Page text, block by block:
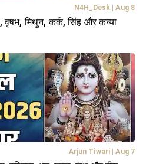
N4H_Desk Aug 8
मिथुन, कर्क, सिंह और कन्या
Arjun Tiwari Aug 7